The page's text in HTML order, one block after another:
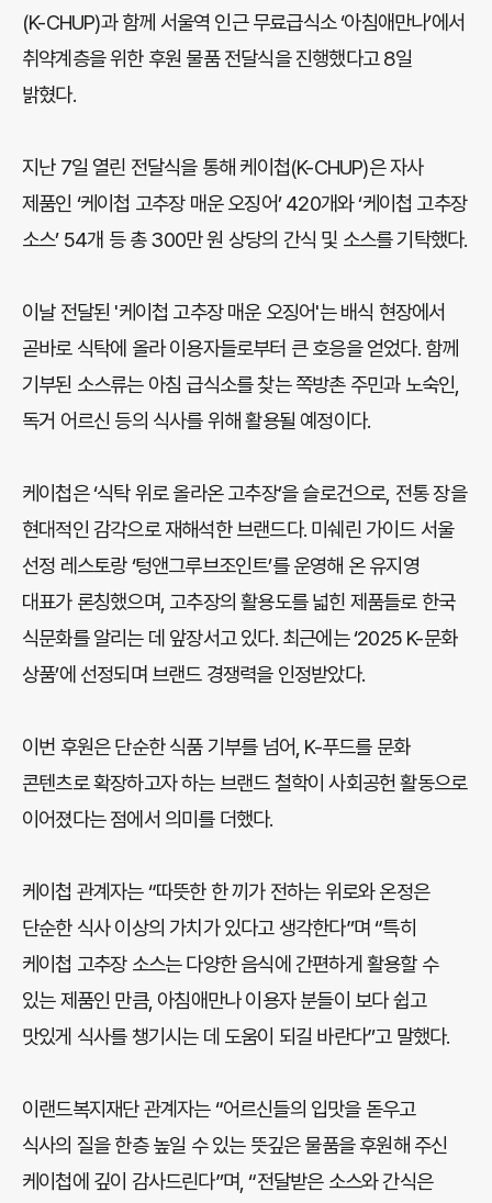
(K-CHUP)과 함께 서울역 인근 무료급식소 ‘아침애만나’에서
취약계층을 위한 후원 물품 전달식을 진행했다고 8일
밝혔다.
지난 7일 열린 전달식을 통해 케이첩(K-CHUP)은 자사
제품인 ‘케이첩 고추장 매운 오징어’ 420개와 ‘케이첩 고추장
소스’ 54개 등 총 300만 원 상당의 간식 및 소스를 기탁했다.
이날 전달된 '케이첩 고추장 매운 오징어'는 배식 현장에서
곧바로 식탁에 올라 이용자들로부터 큰 호응을 얻었다. 함께
기부된 소스류는 아침 급식소를 찾는 쪽방촌 주민과 노숙인,
독거 어르신 등의 식사를 위해 활용될 예정이다.
케이첩은 ‘식탁 위로 올라온 고추장’을 슬로건으로, 전통 장을
현대적인 감각으로 재해석한 브랜드다. 미쉐린 가이드 서울
선정 레스토랑 ‘텅앤그루브조인트’를 운영해 온 유지영
대표가 론칭했으며, 고추장의 활용도를 넓힌 제품들로 한국
식문화를 알리는 데 앞장서고 있다. 최근에는 ‘2025 K-문화
상품’에 선정되며 브랜드 경쟁력을 인정받았다.
이번 후원은 단순한 식품 기부를 넘어, K-푸드를 문화
콘텐츠로 확장하고자 하는 브랜드 철학이 사회공헌 활동으로
이어졌다는 점에서 의미를 더했다.
케이첩 관계자는 “따뜻한 한 끼가 전하는 위로와 온정은
단순한 식사 이상의 가치가 있다고 생각한다”며 “특히
케이첩 고추장 소스는 다양한 음식에 간편하게 활용할 수
있는 제품인 만큼, 아침애만나 이용자 분들이 보다 쉽고
맛있게 식사를 챙기시는 데 도움이 되길 바란다”고 말했다.
이랜드복지재단 관계자는 “어르신들의 입맛을 돋우고
식사의 질을 한층 높일 수 있는 뜻깊은 물품을 후원해 주신
케이첩에 깊이 감사드린다”며, “전달받은 소스와 간식은